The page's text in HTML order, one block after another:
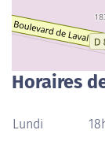
Horaires
Lundi